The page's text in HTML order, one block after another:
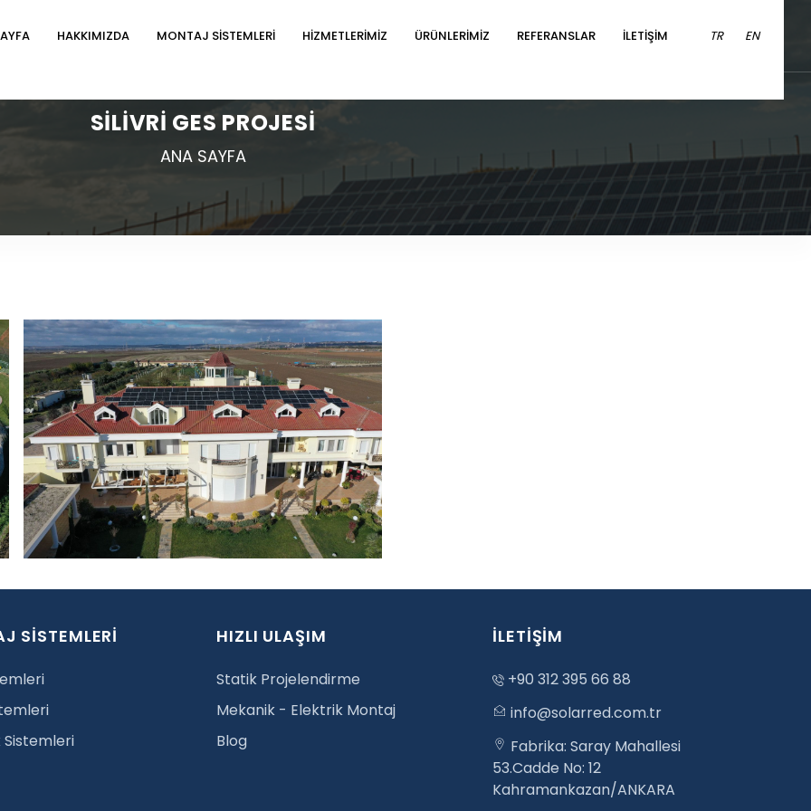
TR EN
HAKKIMIZDA MONTAJ SİSTEMLERİ HİZMETLERİMİZ ÜRÜNLERİMİZ REFERANSLAR İLETİŞİM
SİLİVRİ GES PROJESİ
ANA SAYFA
SİSTEMLERİ HIZLI ULAŞIM
Statik Projelendirme
Mekanik - Elektrik Montaj
Blog
İLETİŞİM
+90 312 395 66 88
info@solarred.com.tr
Fabrika: Saray Mahallesi
53.Cadde No: 12
Kahramankazan/ANKARA